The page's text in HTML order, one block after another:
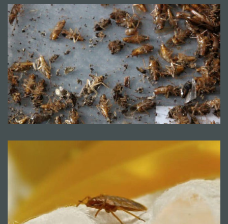
TERMISER
TRAITEMENT
- site réalisé et référencé par MACWIN ©